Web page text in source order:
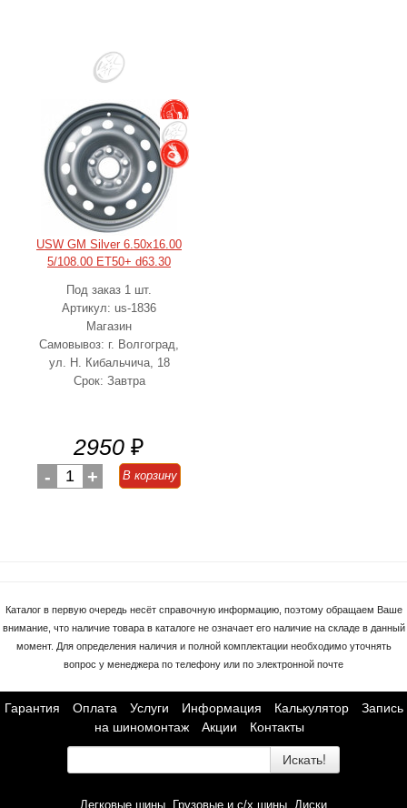
USW GM Silver 6.50x16.00
5/108.00 ET50+ d63.30
Под заказ 1 шт.
Артикул: us-1836
Магазин
Самовывоз: г. Волгоград,
ул. Н. Кибальчича, 18
Срок: Завтра
2950 ₽
- 1 + В корзину
Каталог в первую очередь несёт справочную информацию, поэтому обращаем Ваше
внимание, что наличие товара в каталоге не означает его наличие на складе в данный
момент. Для определения наличия и полной комплектации необходимо уточнять
вопрос у менеджера по телефону или по электронной почте
Гарантия Оплата Услуги Информация Калькулятор
Запись
на шиномонтаж
Акции Контакты
Искать!
Легковые шины Грузовые и с/х шины Диски